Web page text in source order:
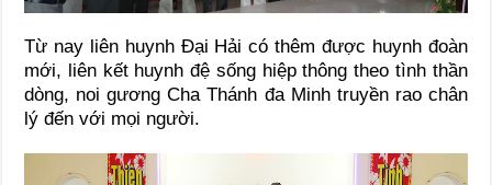
Từ nay liên huynh Đại Hải có thêm được huynh đoàn
mới, liên kết huynh đệ sống hiệp thông theo tình thần
dòng, noi gương Cha Thánh đa Minh truyền rao chân
lý đến với mọi người.